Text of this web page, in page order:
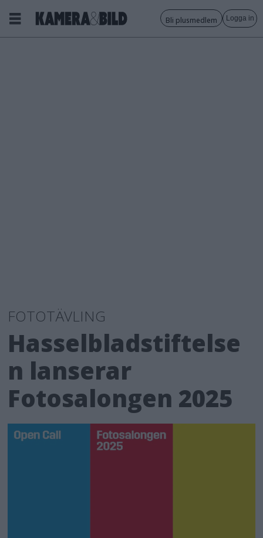
Bli plusmedlem Logga in
FOTOTÄVLING
Hasselbladstiftelse
n lanserar
Fotosalongen 2025